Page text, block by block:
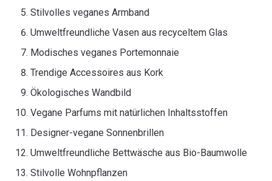
Stilvolles veganes Armband
Umweltfreundliche Vasen aus recyceltem Glas
Modisches veganes Portemonnaie
Trendige Accessoires aus Kork
Ökologisches Wandbild
Vegane Parfums mit natürlichen Inhaltsstoffen
Designer-vegane Sonnenbrillen
Umweltfreundliche Bettwäsche aus Bio-Baumwolle
Stilvolle Wohnpflanzen